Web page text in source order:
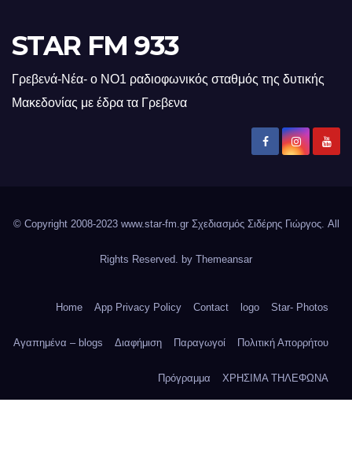
STAR FM 933
Γρεβενά-Νέα- ο ΝΟ1 ραδιοφωνικός σταθμός της δυτικής
Μακεδονίας με έδρα τα Γρεβενα
© Copyright 2008-2023 www.star-fm.gr Σχεδιασμός Σιδέρης Γιώργος. All
Rights Reserved. by Themeansar
Home App Privacy Policy Contact logo Star- Photos
Αγαπημένα – blogs Διαφήμιση Παραγωγοί Πολιτική Απορρήτου
Πρόγραμμα ΧΡΗΣΙΜΑ ΤΗΛΕΦΩΝΑ